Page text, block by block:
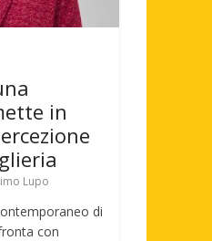
in
Lupo
di
con